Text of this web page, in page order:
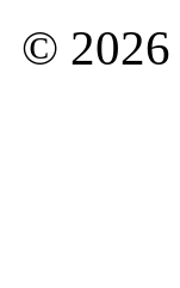
©